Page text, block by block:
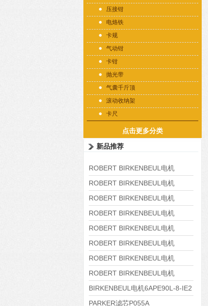
压接钳
电烙铁
卡规
气动钳
卡钳
抛光带
气囊千斤顶
滚动收纳架
卡尺
点击更多分类
新品推荐
ROBERT BIRKENBEUL电机
8APE225M-4-IE3
ROBERT BIRKENBEUL电机
8APE180L-4 IE3
ROBERT BIRKENBEUL电机
8APE160M-6 IE3
ROBERT BIRKENBEUL电机
8APE160L-4-IE3
ROBERT BIRKENBEUL电机
8APE112M-6K-IE3
ROBERT BIRKENBEUL电机
8APE100L-2 IE3
ROBERT BIRKENBEUL电机
8APE90S-4 IE3
ROBERT BIRKENBEUL电机
8APE80M-2K-IE3
BIRKENBEUL电机6APE90L-8-IE2
PARKER滤芯P055A